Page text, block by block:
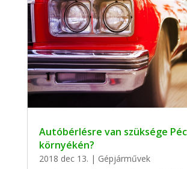
Autóbérlésre van szüksége
környékén?
2018 dec 13. | Gépjárművek